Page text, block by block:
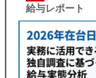
給与レポート